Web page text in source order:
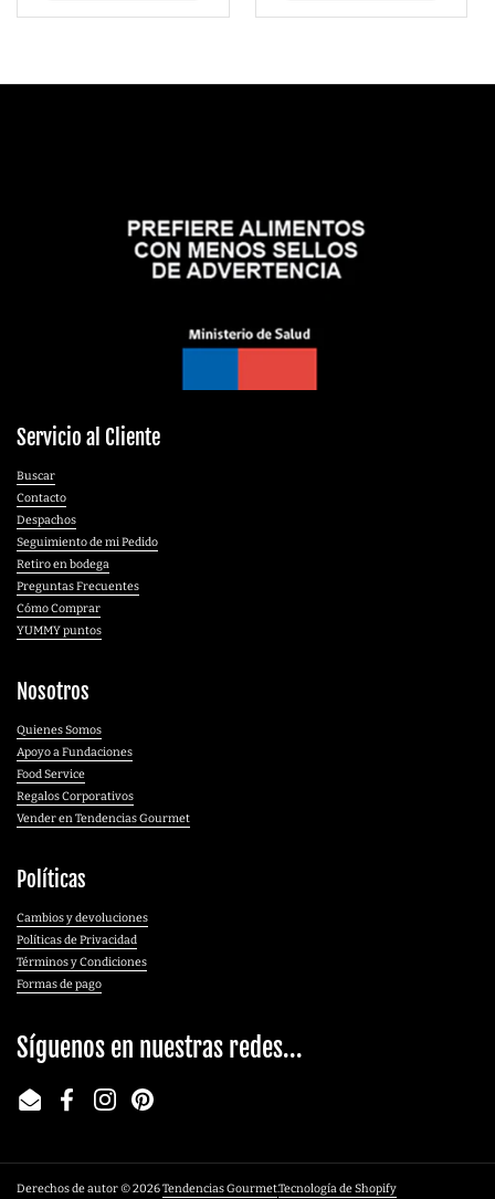
Servicio al Cliente
Buscar
Contacto
Despachos
Seguimiento de mi Pedido
Retiro en bodega
Preguntas Frecuentes
Cómo Comprar
YUMMY puntos
Nosotros
Quienes Somos
Apoyo a Fundaciones
Food Service
Regalos Corporativos
Vender en Tendencias Gourmet
Políticas
Cambios y devoluciones
Políticas de Privacidad
Términos y Condiciones
Formas de pago
Síguenos en nuestras redes...
Email FacebookInstagramPinterest
Derechos de autor © 2026Tendencias Gourmet.Tecnología de Shopify